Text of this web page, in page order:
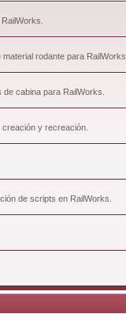
rodante para RailWorks.
cabina para RailWorks.
y recreación.
de scripts en RailWorks.